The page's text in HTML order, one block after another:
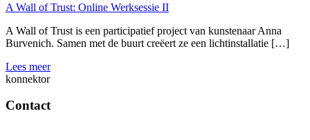
A Wall of Trust: Online Werksessie II
A Wall of Trust is een participatief project van kunstenaar Anna
Burvenich. Samen met de buurt creëert ze een lichtinstallatie […]
Lees meer
konnektor
Contact